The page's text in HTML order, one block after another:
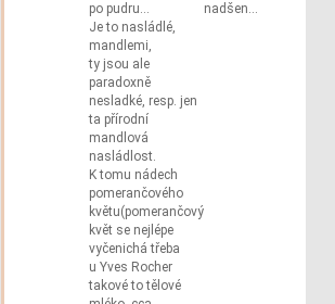
po pudru…
Je to nasládlé,
mandlemi,
ty jsou ale
paradoxně
nesladké, resp. jen
ta přírodní
mandlová
nasládlost.
K tomu nádech
pomerančového
květu(pomerančový
květ se nejlépe
vyčenichá třeba
u Yves Rocher
takové to tělové
nadšen…